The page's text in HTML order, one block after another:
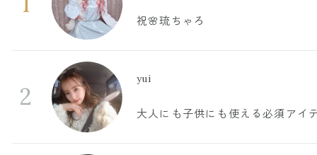
祝🌸琉ちゃろ
2
yui
大人にも子供にも使える必須アイ